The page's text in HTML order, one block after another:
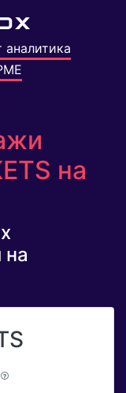
аналитика
на
на